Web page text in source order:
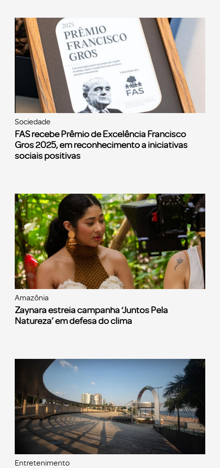
Sociedade
FAS recebe Prêmio de Excelência Francisco
Gros 2025, em reconhecimento a iniciativas
sociais positivas
Amazônia
Zaynara estreia campanha ‘Juntos Pela
Natureza’ em defesa do clima
Entretenimento